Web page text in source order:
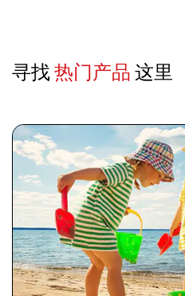
寻找热门产品这里